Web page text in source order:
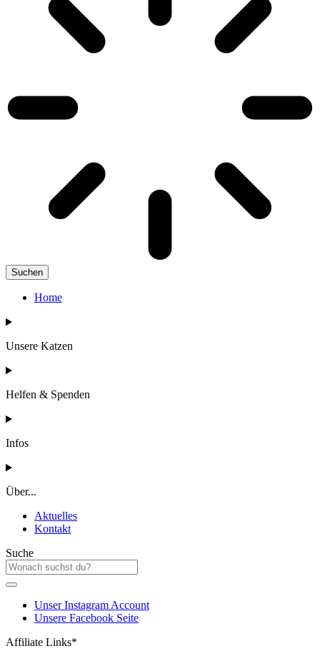
Suchen
Home
Unsere Katzen
Helfen & Spenden
Infos
Über...
Aktuelles
Kontakt
Suche
Unser Instagram Account
Unsere Facebook Seite
Affiliate Links*